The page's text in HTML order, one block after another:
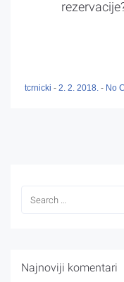
tcrnicki - 2. 2. 2018. - No
Najnoviji komentari